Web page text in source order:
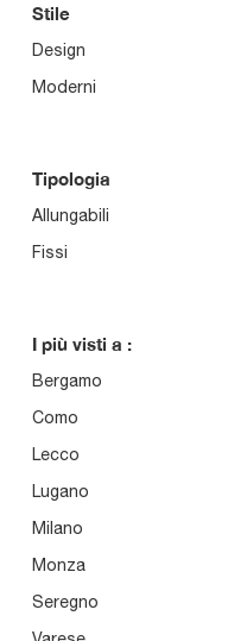
Stile
Design
Moderni
Tipologia
Allungabili
Fissi
I più visti a :
Bergamo
Como
Lecco
Lugano
Milano
Monza
Seregno